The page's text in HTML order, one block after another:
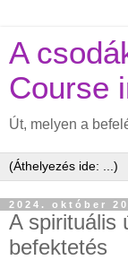
A
Course
Út, melyen a
2024. október
A spirituális
befektetés